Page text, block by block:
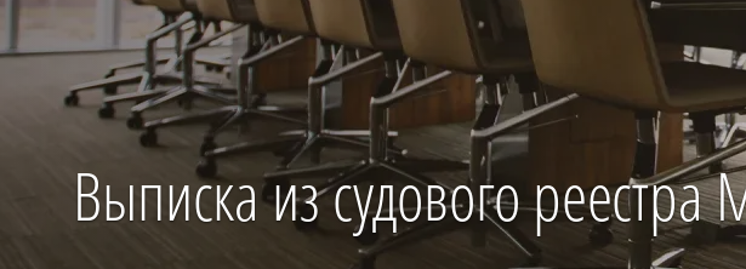
Выписка из судового реестра